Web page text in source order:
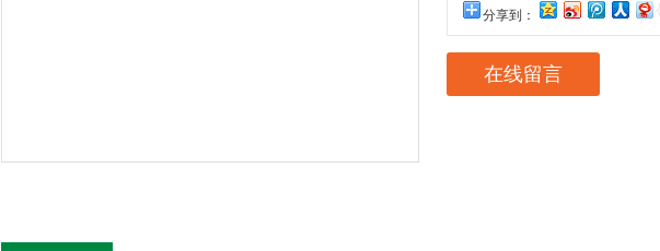
分享到：
在线留言